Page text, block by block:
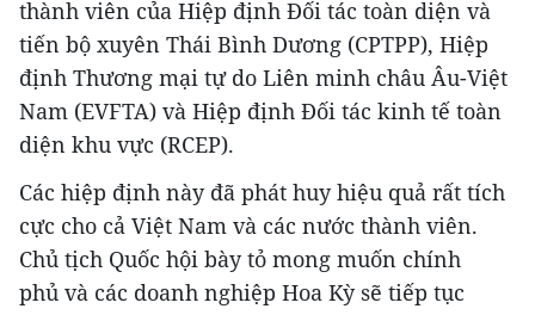
thành viên của Hiệp định Đối tác toàn diện và
tiến bộ xuyên Thái Bình Dương (CPTPP), Hiệp
định Thương mại tự do Liên minh châu Âu-Việt
Nam (EVFTA) và Hiệp định Đối tác kinh tế toàn
diện khu vực (RCEP).
Các hiệp định này đã phát huy hiệu quả rất tích
cực cho cả Việt Nam và các nước thành viên.
Chủ tịch Quốc hội bày tỏ mong muốn chính
phủ và các doanh nghiệp Hoa Kỳ sẽ tiếp tục